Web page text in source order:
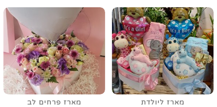
מארז ליולדת מארז פרחים לב